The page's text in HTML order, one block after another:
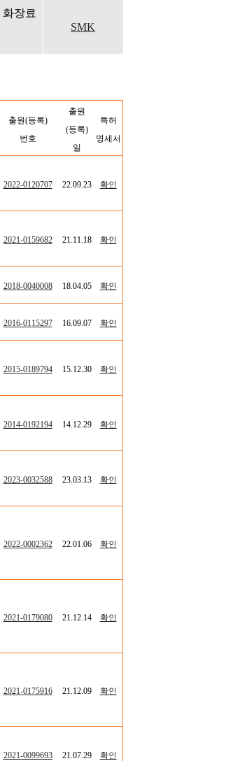
화장료
SMK
출원(등록)
번호
출원
(등록)
일
특허
명세서
2022-0120707 22.09.23 확인
2021-0159682 21.11.18 확인
2018-0040008 18.04.05 확인
2016-0115297 16.09.07 확인
2015-0189794 15.12.30 확인
2014-0192194 14.12.29 확인
2023-0032588 23.03.13 확인
2022-0002362 22.01.06 확인
2021-0179080 21.12.14 확인
2021-0175916 21.12.09 확인
2021-0099693 21.07.29 확인